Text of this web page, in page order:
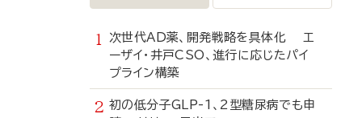
次世代AD薬、開発戦略を具体化 エ
ーザイ・井戸CSO、進行に応じたパイ
プライン構築
初の低分子GLP-1、2型糖尿病でも申